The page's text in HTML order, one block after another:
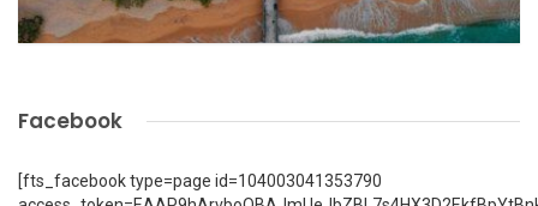
Facebook
[fts_facebook type=page id=104003041353790